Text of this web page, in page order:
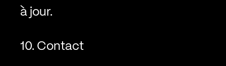
à jour.
10. Contact